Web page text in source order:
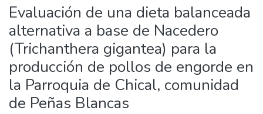
Estadísticas Externas
Manuales
Evaluación de una dieta balanceada
alternativa a base de Nacedero
(Trichanthera gigantea) para la
producción de pollos de engorde en
la Parroquia de Chical, comunidad
de Peñas Blancas